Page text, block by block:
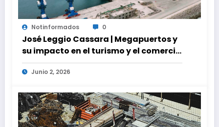
Notinformados 0
José Leggio Cassara | Megapuertos y
su impacto en el turismo y el comercio
global
Junio 2, 2026